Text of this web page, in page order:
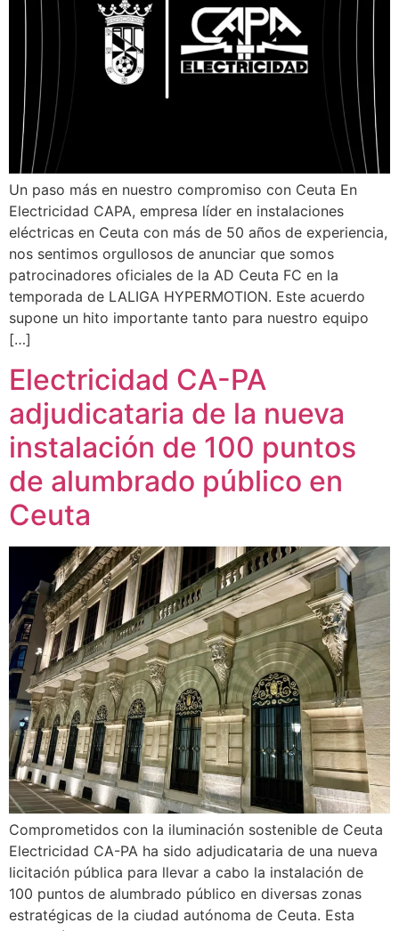
Un paso más en nuestro compromiso con Ceuta En
Electricidad CAPA, empresa líder en instalaciones
eléctricas en Ceuta con más de 50 años de experiencia,
nos sentimos orgullosos de anunciar que somos
patrocinadores oficiales de la AD Ceuta FC en la
temporada de LALIGA HYPERMOTION. Este acuerdo
supone un hito importante tanto para nuestro equipo
[…]
Electricidad CA-PA
adjudicataria de la nueva
instalación de 100 puntos
de alumbrado público en
Ceuta
Comprometidos con la iluminación sostenible de Ceuta
Electricidad CA-PA ha sido adjudicataria de una nueva
licitación pública para llevar a cabo la instalación de
100 puntos de alumbrado público en diversas zonas
estratégicas de la ciudad autónoma de Ceuta. Esta